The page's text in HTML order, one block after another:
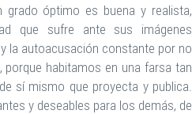
óptimo es buena y realista,
que sufre ante sus imágenes
la autoacusación constante por no
porque habitamos en una farsa tan
sí mismo que proyecta y publica.
y deseables para los demás, de